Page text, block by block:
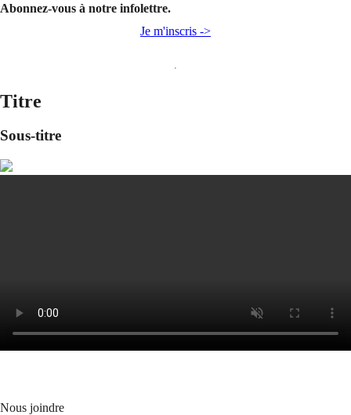
Abonnez-vous à notre infolettre.
Je m'inscris ->
Titre
Sous-titre
Nous joindre